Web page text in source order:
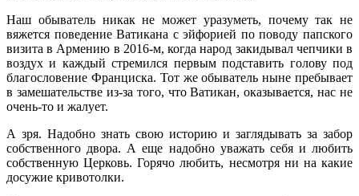
Наш обыватель никак не может уразуметь, почему так не
вяжется поведение Ватикана с эйфорией по поводу папского
визита в Армению в 2016-м, когда народ закидывал чепчики в
воздух и каждый стремился первым подставить голову под
благословение Франциска. Тот же обыватель ныне пребывает
в замешательстве из-за того, что Ватикан, оказывается, нас не
очень-то и жалует.
А зря. Надобно знать свою историю и заглядывать за забор
собственного двора. А еще надобно уважать себя и любить
собственную Церковь. Горячо любить, несмотря ни на какие
досужие кривотолки.